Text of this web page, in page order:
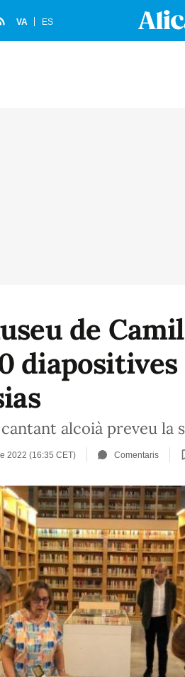
VA ES
de
alcoià preveu la
2022 (16:35 CET) Comentaris